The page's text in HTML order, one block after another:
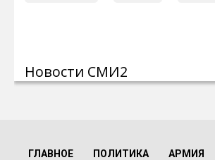
Новости СМИ2
ГЛАВНОЕ ПОЛИТИКА АРМИЯ